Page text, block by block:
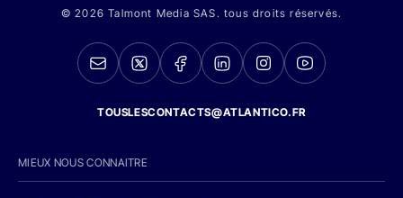
© 2026 Talmont Media SAS. tous droits réservés.
TOUSLESCONTACTS@ATLANTICO.FR
MIEUX NOUS CONNAITRE